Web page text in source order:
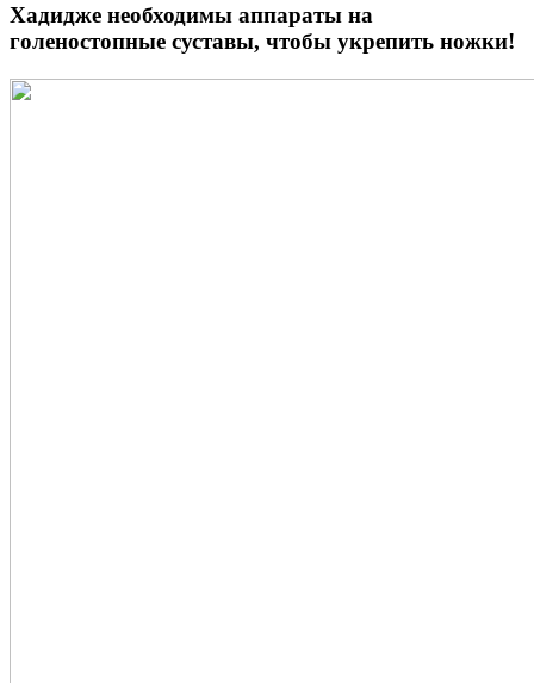
Хадидже необходимы аппараты на
голеностопные суставы, чтобы укрепить ножки!